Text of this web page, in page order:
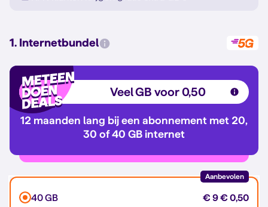
1. Internetbundel
Veel GB voor 0,50
12 maanden lang bij een abonnement met 20,
30 of 40 GB internet
Aanbevolen
40 GB € 9€ 0,50